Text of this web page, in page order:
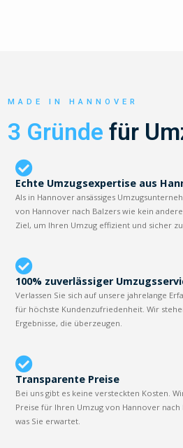
MADE IN HANNOVER
3 Gründe für
Echte Umzugsexpertise aus
Als in Hannover ansässiges
von Hannover nach Balzers wie kein
Ziel, um Ihren Umzug effizient und sicher zu
100% zuverlässiger
Verlassen Sie sich auf unsere jahrelange
für höchste Kundenzufriedenheit. Wir
Ergebnisse, die überzeugen.
Transparente Preise
Bei uns gibt es keine versteckten Kosten.
Preise für Ihren Umzug von Hannover nach
was Sie erwartet.